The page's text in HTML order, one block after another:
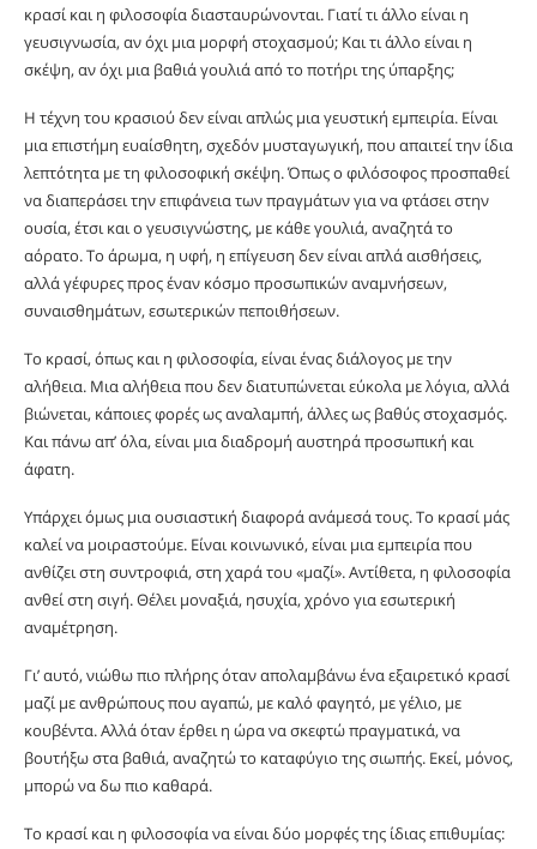
κρασί και η φιλοσοφία διασταυρώνονται. Γιατί τι άλλο είναι η
γευσιγνωσία, αν όχι μια μορφή στοχασμού; Και τι άλλο είναι η
σκέψη, αν όχι μια βαθιά γουλιά από το ποτήρι της ύπαρξης;
Η τέχνη του κρασιού δεν είναι απλώς μια γευστική εμπειρία. Είναι
μια επιστήμη ευαίσθητη, σχεδόν μυσταγωγική, που απαιτεί την ίδια
λεπτότητα με τη φιλοσοφική σκέψη. Όπως ο φιλόσοφος προσπαθεί
να διαπεράσει την επιφάνεια των πραγμάτων για να φτάσει στην
ουσία, έτσι και ο γευσιγνώστης, με κάθε γουλιά, αναζητά το
αόρατο. Το άρωμα, η υφή, η επίγευση δεν είναι απλά αισθήσεις,
αλλά γέφυρες προς έναν κόσμο προσωπικών αναμνήσεων,
συναισθημάτων, εσωτερικών πεποιθήσεων.
Το κρασί, όπως και η φιλοσοφία, είναι ένας διάλογος με την
αλήθεια. Μια αλήθεια που δεν διατυπώνεται εύκολα με λόγια, αλλά
βιώνεται, κάποιες φορές ως αναλαμπή, άλλες ως βαθύς στοχασμός.
Και πάνω απ’ όλα, είναι μια διαδρομή αυστηρά προσωπική και
άφατη.
Υπάρχει όμως μια ουσιαστική διαφορά ανάμεσά τους. Το κρασί μάς
καλεί να μοιραστούμε. Είναι κοινωνικό, είναι μια εμπειρία που
ανθίζει στη συντροφιά, στη χαρά του «μαζί». Αντίθετα, η φιλοσοφία
ανθεί στη σιγή. Θέλει μοναξιά, ησυχία, χρόνο για εσωτερική
αναμέτρηση.
Γι’ αυτό, νιώθω πιο πλήρης όταν απολαμβάνω ένα εξαιρετικό κρασί
μαζί με ανθρώπους που αγαπώ, με καλό φαγητό, με γέλιο, με
κουβέντα. Αλλά όταν έρθει η ώρα να σκεφτώ πραγματικά, να
βουτήξω στα βαθιά, αναζητώ το καταφύγιο της σιωπής. Εκεί, μόνος,
μπορώ να δω πιο καθαρά.
Το κρασί και η φιλοσοφία να είναι δύο μορφές της ίδιας επιθυμίας: